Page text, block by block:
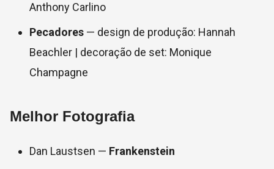
Anthony Carlino
Pecadores — design de produção: Hannah
Beachler | decoração de set: Monique
Champagne
Melhor Fotografia
Dan Laustsen — Frankenstein